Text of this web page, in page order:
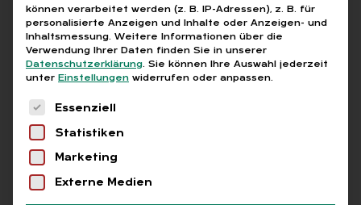
Alle Bei­trä­ge mit dem
Schlag­wort „Be­triebs­rat
So­zi­al­plan“
können verarbeitet werden (z. B. IP-Adressen), z. B. für
personalisierte Anzeigen und Inhalte oder Anzeigen- und
Inhaltsmessung. Weitere Informationen über die
Verwendung Ihrer Daten finden Sie in unserer
Datenschutzerklärung. Sie können Ihre Auswahl jederzeit
unter Einstellungen widerrufen oder anpassen.
Es folgt eine Liste der Service-Gruppen, für
Essenziell
Statistiken
Marketing
Externe Medien